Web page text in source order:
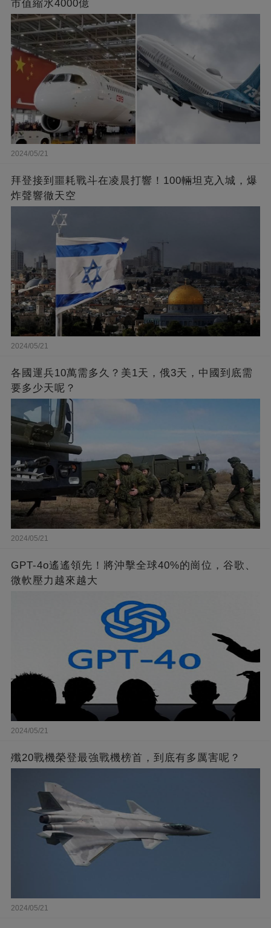
市值縮水4000億
2024/05/21
拜登接到噩耗戰斗在凌晨打響！100輛坦克入城，爆
炸聲響徹天空
2024/05/21
各國運兵10萬需多久？美1天，俄3天，中國到底需
要多少天呢？
2024/05/21
GPT-4o遙遙領先！將沖擊全球40%的崗位，谷歌、
微軟壓力越來越大
2024/05/21
殲20戰機榮登最強戰機榜首，到底有多厲害呢？
2024/05/21